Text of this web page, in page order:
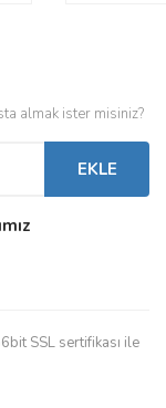
almak ister misiniz?
EKLE
SSL sertifikası ile